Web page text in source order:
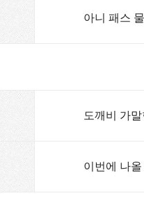
아니 패스
도깨비 가
이번에 나